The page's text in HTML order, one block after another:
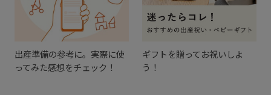
出産準備の参考に。実際に使
ってみた感想をチェック！
ギフトを贈ってお祝いしよ
う！